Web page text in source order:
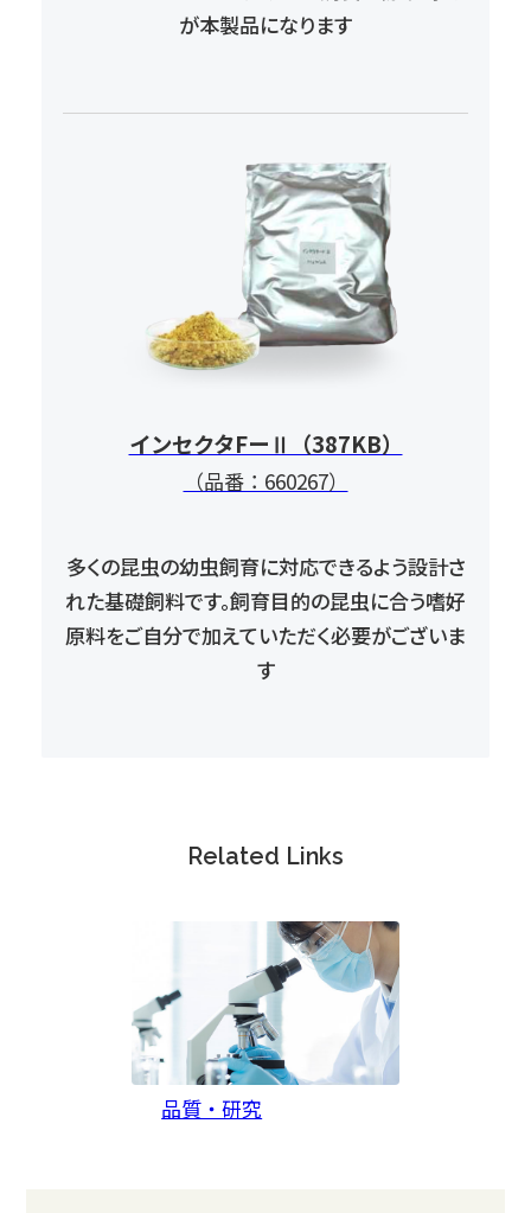
が本製品になります
インセクタFーⅡ（387KB）
（品番：660267）
多くの昆虫の幼虫飼育に対応できるよう設計さ
れた基礎飼料です。飼育目的の昆虫に合う嗜好
原料をご自分で加えていただく必要がございま
す
Related Links
品質・研究